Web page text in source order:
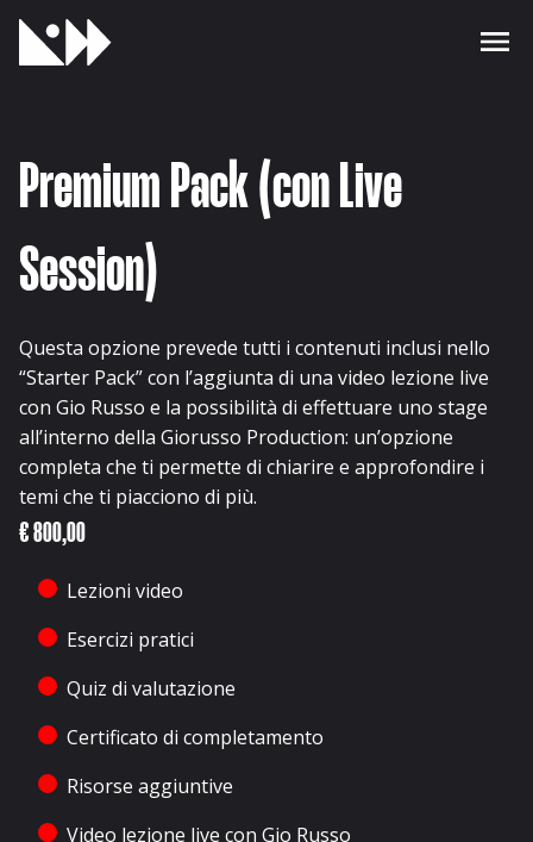
Premium Pack (con Live
Session)
Questa opzione prevede tutti i contenuti inclusi nello
“Starter Pack” con l’aggiunta di una video lezione live
con Gio Russo e la possibilità di effettuare uno stage
all’interno della Giorusso Production: un’opzione
completa che ti permette di chiarire e approfondire i
temi che ti piacciono di più.
€ 800,00
Lezioni video
Esercizi pratici
Quiz di valutazione
Certificato di completamento
Risorse aggiuntive
Video lezione live con Gio Russo